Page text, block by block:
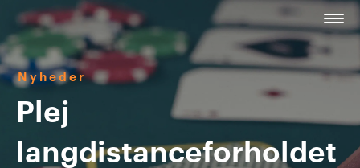
Nyheder
Plej
langdistanceforholdet